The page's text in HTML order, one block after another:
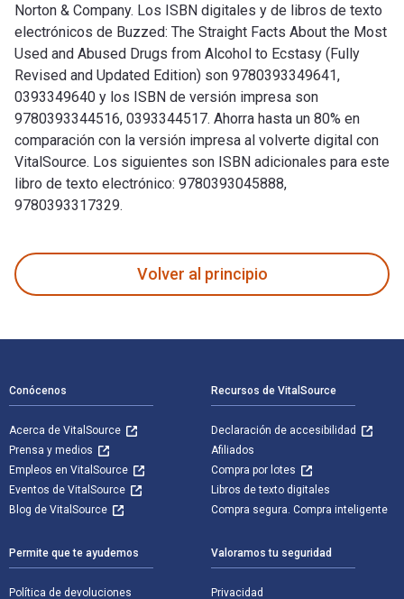
Norton & Company. Los ISBN digitales y de libros de texto
electrónicos de Buzzed: The Straight Facts About the Most
Used and Abused Drugs from Alcohol to Ecstasy (Fully
Revised and Updated Edition) son 9780393349641,
0393349640 y los ISBN de versión impresa son
9780393344516, 0393344517. Ahorra hasta un 80% en
comparación con la versión impresa al volverte digital con
VitalSource. Los siguientes son ISBN adicionales para este
libro de texto electrónico: 9780393045888,
9780393317329.
Volver al principio
Conócenos
Acerca de VitalSource
Prensa y medios
Empleos en VitalSource
Eventos de VitalSource
Blog de VitalSource
Recursos de VitalSource
Declaración de accesibilidad
Afiliados
Compra por lotes
Libros de texto digitales
Compra segura. Compra inteligente
Permite que te ayudemos
Política de devoluciones
Valoramos tu seguridad
Privacidad